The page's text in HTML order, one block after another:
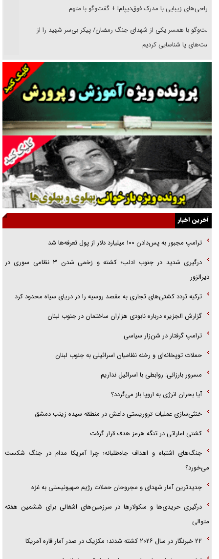
جراحی‌های زیبایی با مدرک فوق‌دیپلم! + گفت‌وگو با متهم
گفت‌وگو با همسر یکی از شهدای جنگ رمضان/ پیکر بی‌سر شهید را از
انگشت‌های پا شناسایی کردیم
نسلی که آنلاین الگو می‌گیرد
گفت‌وگو با آیت‌الله جاودان/ جفای مخالفان مکانت معنوی رهبر شهید را
ارتقا می‌داد
راننده مست به قانون می‌خندد
همه آقای دوربینی شده‌ایم!
قصه ناتمام سرویس مدارس
آیا مقاومت فلسطین خلع‌سلاح می‌شود؟
الگوی وحدت‌آفرین در ادراک سیاست خارجی
گفتگوی دکتر اخوان مدیرمسئول روزنامه جوان با برنامه تلویزیونی «نبرد
هرمز»
امام حسین (ع) کشته سیرت‌های عصر جاهلی شد
آخرین اخبار
ترامپ مجبور به پس‌دادن ۱۰۰ میلیارد دلار از پول تعرفه‌ها شد
درگیری شدید در جنوب ادلب؛ کشته و زخمی شدن ۳ نظامی سوری در
دیرالزور
ترکیه تردد کشتی‌های تجاری به مقصد روسیه را در دریای سیاه محدود کرد
گزارش الجزیره درباره نابودی هزاران ساختمان در جنوب لبنان
ترامپ گرفتار در شن‌زار سیاسی
حملات توپخانه‌ای و رخنه نظامیان اسرائیلی به جنوب لبنان
مسرور بارزانی: روابطی با اسرائیل نداریم
آیا بحران انرژی به اروپا باز می‌گردد؟
خنثی‌سازی عملیات تروریستی داعش در منطقه سیده زینب دمشق
کشتی اماراتی در تنگه هرمز هدف قرار گرفت
جنگ‌های اشتباه و اهداف جاه‌طلبانه؛ چرا آمریکا مدام در جنگ شکست
می‌خورد؟
جدیدترین آمار شهدای و مجروحان حملات رژیم صهیونیستی به غزه
درگیری حریدی‌ها و سکولارها در سرزمین‌های اشغالی برای ششمین هفته
متوالی
۲۲ خبرنگار در سال ۲۰۲۶ کشته شدند؛ مکزیک در صدر آمار قاره آمریکا